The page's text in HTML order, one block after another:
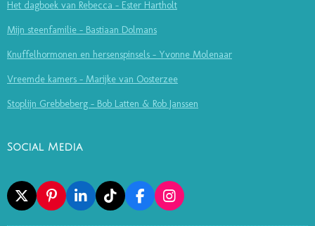
Het dagboek van Rebecca - Ester Hartholt
Mijn steenfamilie - Bastiaan Dolmans
Knuffelhormonen en hersenspinsels - Yvonne Molenaar
Vreemde kamers - Marijke van Oosterzee
Stoplijn Grebbeberg - Bob Latten & Rob Janssen
Social Media
X
P
I
L
I
T
I
F
A
I
N